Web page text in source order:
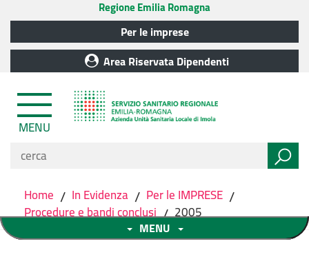
Regione Emilia Romagna
Per le imprese
Area Riservata Dipendenti
MENU
Home / In Evidenza / Per le IMPRESE /
Procedure e bandi conclusi / 2005
MENU